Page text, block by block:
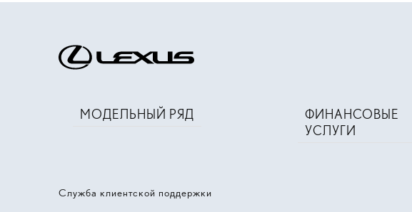
Служба клиентской поддержки
МОДЕЛЬНЫЙ РЯД
ФИНАНСОВЫЕ
УСЛУГИ